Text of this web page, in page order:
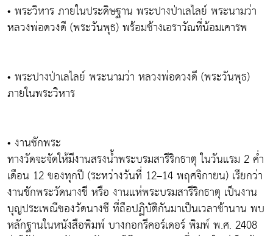
• พระวิหาร ภายในประดิษฐาน พระปางป่าเลไลย์ พระนามว่า
หลวงพ่อดวงดี (พระวันพุธ) พร้อมช้างเอราวัณที่น้อมเคารพ
• พระปางป่าเลไลย์ พระนามว่า หลวงพ่อดวงดี (พระวันพุธ)
ภายในพระวิหาร
• งานชักพระ
ทางวัดจะจัดให้มีงานสรงน้ำพระบรมสารีริกธาตุ ในวันแรม 2 ค่ำ
เดือน 12 ของทุกปี (ระหว่างวันที่ 12–14 พฤศจิกายน) เรียกว่า
งานชักพระวัดนางชี หรือ งานแห่พระบรมสารีริกธาตุ เป็นงาน
บุญประเพณีของวัดนางชี ที่ถือปฏิบัติกันมาเป็นเวลาช้านาน พบ
หลักฐานในหนังสือพิมพ์ บางกอกรีคอร์เดอร์ พิมพ์ พ.ศ. 2408